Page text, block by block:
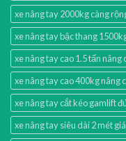
xe nâng tay 2000kg càng
xe nâng tay bậc thang
xe nâng tay cao 1.5 tấn nâng
xe nâng tay cao 400kg nâng
xe nâng tay cắt kéo gamlift
xe nâng tay siêu dài 2 mét